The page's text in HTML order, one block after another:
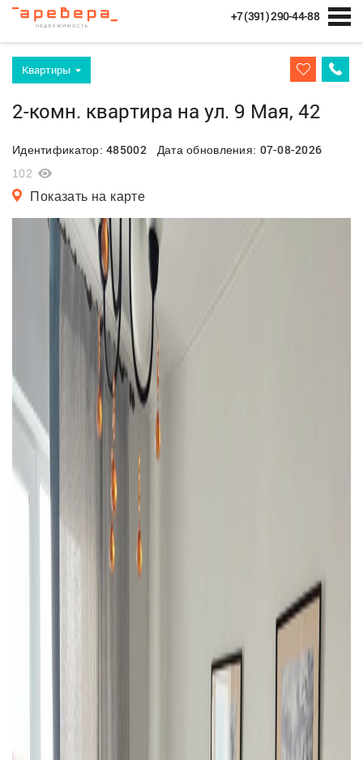
+7 (391) 290-44-88
Квартиры
2-комн. квартира на ул. 9 Мая, 42
Идентификатор:485002Дата обновления: 07-08-2026
102
Показать на карте